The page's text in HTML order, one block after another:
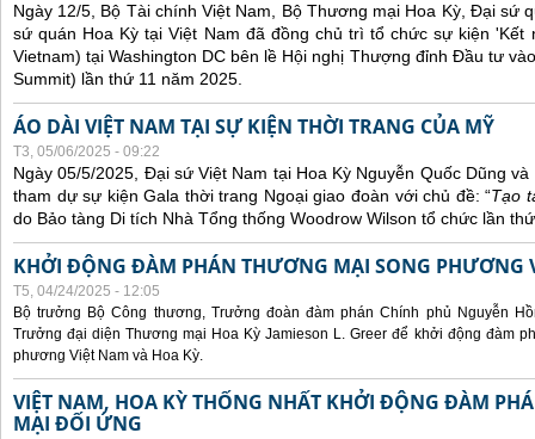
Ngày 12/5, Bộ Tài chính Việt Nam, Bộ Thương mại Hoa Kỳ, Đại sứ
sứ quán Hoa Kỳ tại Việt Nam đã đồng chủ trì tổ chức sự kiện 'Kết
Vietnam) tại Washington DC bên lề Hội nghị Thượng đỉnh Đầu tư
Summit) lần thứ 11 năm 2025.
ÁO DÀI VIỆT NAM TẠI SỰ KIỆN THỜI TRANG CỦA MỸ
T3, 05/06/2025 - 09:22
Ngày 05/5/2025, Đại sứ Việt Nam tại Hoa Kỳ Nguyễn Quốc Dũng
tham dự sự kiện Gala thời trang Ngoại giao đoàn với chủ đề: “Tạo
do Bảo tàng Di tích Nhà Tổng thống Woodrow Wilson tổ chức lần
KHỞI ĐỘNG ĐÀM PHÁN THƯƠNG MẠI SONG PHƯƠNG
T5, 04/24/2025 - 12:05
Bộ trưởng Bộ Công thương, Trưởng đoàn đàm phán Chính phủ Nguyễn
Trưởng đại diện Thương mại Hoa Kỳ Jamieson L. Greer để khởi động đàm
phương Việt Nam và Hoa Kỳ.
VIỆT NAM, HOA KỲ THỐNG NHẤT KHỞI ĐỘNG ĐÀM
MẠI ĐỐI ỨNG